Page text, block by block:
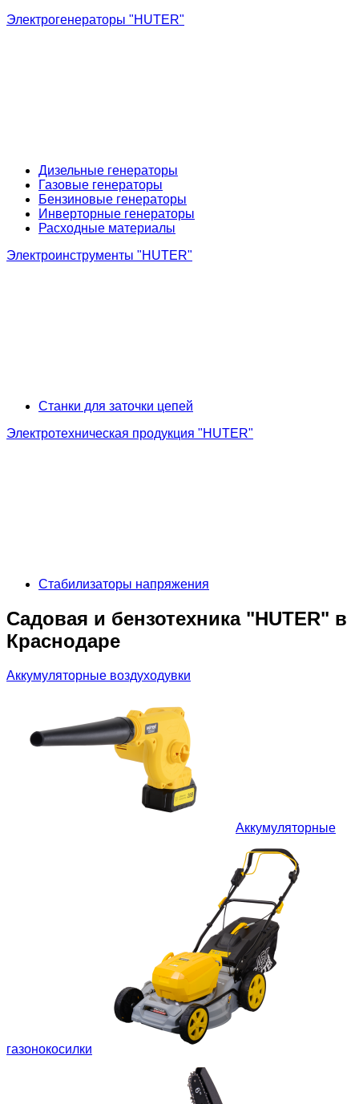
Электрогенераторы "HUTER"
Дизельные генераторы
Газовые генераторы
Бензиновые генераторы
Инверторные генераторы
Расходные материалы
Электроинструменты "HUTER"
Станки для заточки цепей
Электротехническая продукция "HUTER"
Стабилизаторы напряжения
Садовая и бензотехника "HUTER" в
Краснодаре
Аккумуляторные воздуходувки
Аккумуляторные
газонокосилки